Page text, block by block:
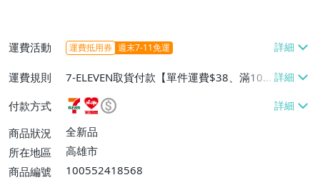
運費活動 運費抵用券 週末7-11免運
運費規則
7-ELEVEN取貨付款【單件運費$38、滿100
件或消費滿$1000000免運費】、7-ELEVEN
取貨不付款【單件運費$38】、萊爾富取貨
付款【單件運費$60、滿50件或消費滿$30
0000免運費】、郵局掛號【單件運費$50、
付款方式
商品狀況
全新品
所在地區
高雄市
商品編號
100552418568